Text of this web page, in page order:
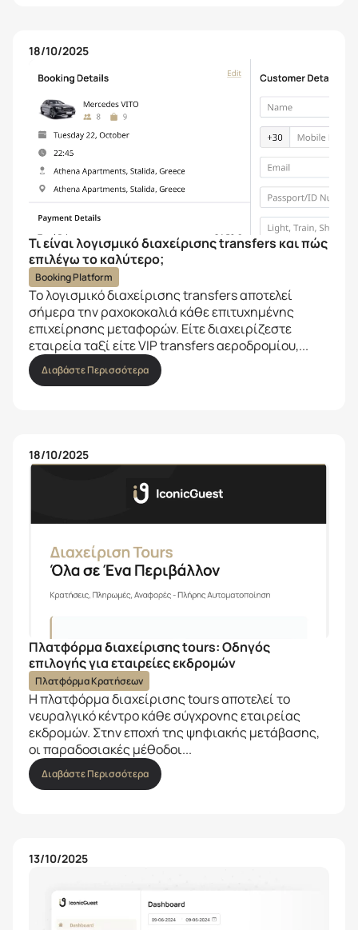
18/10/2025
Τι είναι λογισμικό διαχείρισης transfers και πώς
επιλέγω το καλύτερο;
Booking Platform
Το λογισμικό διαχείρισης transfers αποτελεί
σήμερα την ραχοκοκαλιά κάθε επιτυχημένης
επιχείρησης μεταφορών. Είτε διαχειρίζεστε
εταιρεία ταξί είτε VIP transfers αεροδρομίου,...
Διαβάστε Περισσότερα
18/10/2025
Πλατφόρμα διαχείρισης tours: Οδηγός
επιλογής για εταιρείες εκδρομών
Πλατφόρμα Κρατήσεων
Η πλατφόρμα διαχείρισης tours αποτελεί το
νευραλγικό κέντρο κάθε σύγχρονης εταιρείας
εκδρομών. Στην εποχή της ψηφιακής μετάβασης,
οι παραδοσιακές μέθοδοι...
Διαβάστε Περισσότερα
13/10/2025